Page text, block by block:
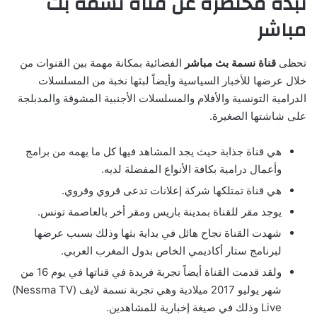
مباشر
تحظى قناة نسمة بث مباشر الفضائية بمكانة مهمة بين القنوات من
خلال عرضها للأخبار السياسية وأيضاً لبثها نخبة من المسلسلات
الدرامية التونسية والأفلام والمسلسلات الأجنبية المشوقة والمدبلجة
على شاشتها الصغيرة.
هي قناة جذابة حيث يجد المشاهد فيها كل ما يهمه من برامج
وأعمال درامية بكافة الأنواع المفضلة لديه.
هي قناة تمتلكها شركة إعلانات تدعى قروي وقروي.
يوجد مقر للقناة بمدينة باريس ومقر أخر بالعاصمة تونس.
شهدت القناة نجاح هائل في بداية بثها وذلك بسبب عرضها
لبرنامج ستار أكاديمي الخاص بدول المغرب العربي.
ولقد قدمت القناة أيضاً تجربة فريدة في قناتها في يوم 16 من
شهر يوليو 2017 ميلادية وهي تجربة نسمة لايف (Nessma TV)
Live وذلك في صيغة إخبارية للمشاهدين.